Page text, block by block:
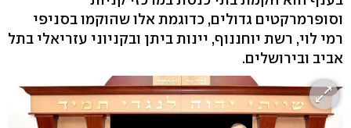
וסופרמרקטים גדולים, כדוגמת אלו שהוקמו בסניפי
רמי לוי, רשת יוחננוף, יינות ביתן ובקניוני עזריאלי בתל
אביב ובירושלים.